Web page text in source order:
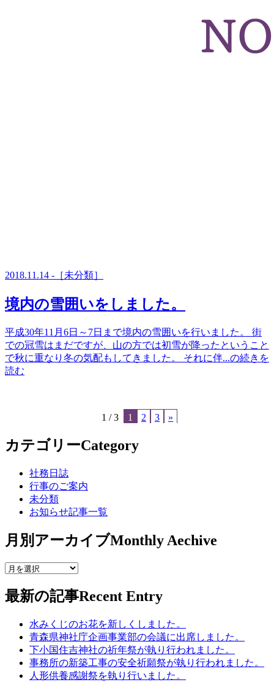
2018.11.14 -［未分類］
境内の雪囲いをしました。
平成30年11月6日～7日まで境内の雪囲いを行いました。 街
での冠雪はまだですが、山の方では初雪が降ったということ
で秋に重なり冬の気配もしてきました。 それに伴...の続きを
読む
1 / 3 1 2 3 »
カテゴリーCategory
社務日誌
行事のご案内
未分類
お知らせ記事一覧
月別アーカイブMonthly Aechive
最新の記事Recent Entry
水みくじのお花を新しくしました。
青森県神社庁企画事業部の会議に出席しました。
下小国住吉神社の祈年祭が執り行われました。
事務所の新築工事の安全祈願祭が執り行われました。
人形供養感謝祭を執り行いました。